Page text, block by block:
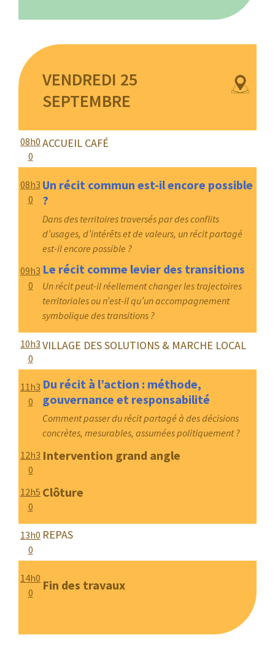
VENDREDI 25
SEPTEMBRE
08h0
0
ACCUEIL CAFÉ
08h3
0
Un récit commun est-il encore possible
?
Dans des territoires traversés par des conflits
d’usages, d’intérêts et de valeurs, un récit partagé
est-il encore possible ?
09h3
0
Le récit comme levier des transitions
Un récit peut-il réellement changer les trajectoires
territoriales ou n’est-il qu’un accompagnement
symbolique des transitions ?
10h3
0
VILLAGE DES SOLUTIONS & MARCHE LOCAL
11h3
0
Du récit à l’action : méthode,
gouvernance et responsabilité
Comment passer du récit partagé à des décisions
concrètes, mesurables, assumées politiquement ?
12h3
0
Intervention grand angle
12h5
0
Clôture
13h0
0
REPAS
14h0
0
Fin des travaux